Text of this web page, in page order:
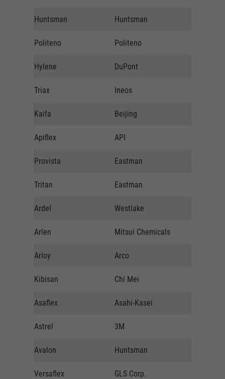
Huntsman Huntsman
Politeno Politeno
Hylene DuPont
Triax Ineos
Kaifa Beijing
Apiflex API
Provista Eastman
Tritan Eastman
Ardel Westlake
Arlen Mitsui Chemicals
Arloy Arco
Kibisan Chi Mei
Asaflex Asahi-Kasei
Astrel 3M
Avalon Huntsman
Versaflex GLS Corp.